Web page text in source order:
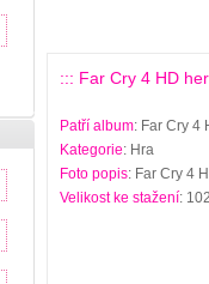
::: Far Cry 4 HD
Patří album: Far Cry 4
Kategorie: Hra
Foto popis: Far Cry 4
Velikost ke stažení: